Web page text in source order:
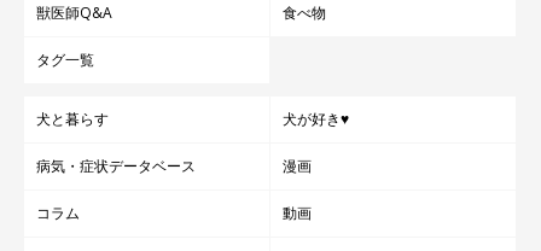
獣医師Q&A 食べ物
タグ一覧
犬と暮らす 犬が好き♥
病気・症状データベース 漫画
コラム 動画